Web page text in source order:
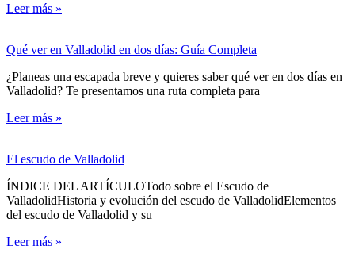
Leer más »
Qué ver en Valladolid en dos días: Guía Completa
¿Planeas una escapada breve y quieres saber qué ver en dos días en
Valladolid? Te presentamos una ruta completa para
Leer más »
El escudo de Valladolid
ÍNDICE DEL ARTÍCULOTodo sobre el Escudo de
ValladolidHistoria y evolución del escudo de ValladolidElementos
del escudo de Valladolid y su
Leer más »